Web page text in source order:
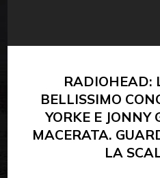
RADIOHEAD:
BELLISSIMO
YORKE E JONNY
MACERATA.
LA